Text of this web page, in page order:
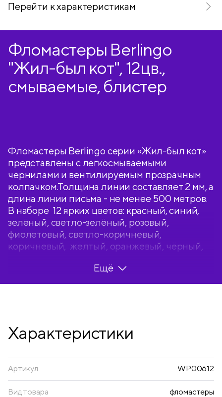
Перейти к характеристикам
Фломастеры Berlingo
"Жил-был кот", 12цв.,
смываемые, блистер
Фломастеры Berlingo серии «Жил-был кот»
представлены с легкосмываемыми
чернилами и вентилируемым прозрачным
колпачком.Толщина линии составляет 2 мм, а
длина линии письма - не менее 500 метров.
В наборе 12 ярких цветов: красный, синий,
зелёный, светло-зелёный, розовый,
фиолетовый, светло-коричневый,
коричневый, жёлтый, оранжевый, чёрный,
полипропилена и имеет удобную круглую
зону захвата. Тип наконечника – конический.
• Количество цветов: 12;
• Тип наконечника: конический;
Ещё
Характеристики
Артикул WP00612
Вид товара фломастеры